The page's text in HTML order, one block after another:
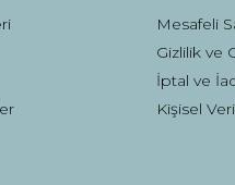
Mesafeli
Gizlilik ve
İptal ve
Kişisel